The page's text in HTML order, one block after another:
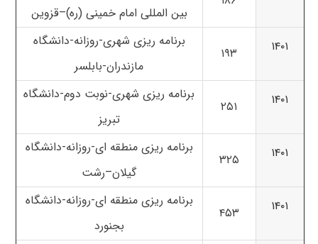
بین المللی امام خمینی (ره)–قزوین
۱۴۰۱
۱۹۳
برنامه ریزی شهری-روزانه-دانشگاه
مازندران-بابلسر
۱۴۰۱
۲۵۱
برنامه ریزی شهری-نوبت دوم-دانشگاه
تبریز
۱۴۰۱
۳۲۵
برنامه ریزی منطقه ای-روزانه-دانشگاه
گیلان–رشت
۱۴۰۱
۴۵۳
برنامه ریزی منطقه ای-روزانه-دانشگاه
بجنورد